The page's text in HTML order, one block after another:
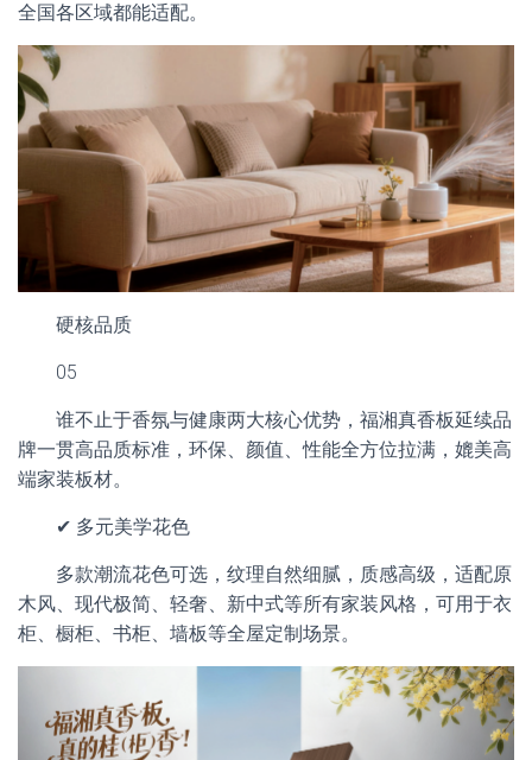
全国各区域都能适配。
硬核品质
05
谁不止于香氛与健康两大核心优势，福湘真香板延续品
牌一贯高品质标准，环保、颜值、性能全方位拉满，媲美高
端家装板材。
✔ 多元美学花色
多款潮流花色可选，纹理自然细腻，质感高级，适配原
木风、现代极简、轻奢、新中式等所有家装风格，可用于衣
柜、橱柜、书柜、墙板等全屋定制场景。